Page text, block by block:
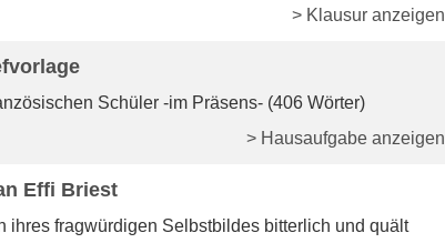
> Klausur anzeigen
Schüler -im Präsens- (406 Wörter)
> Hausaufgabe anzeigen
Effi Briest
ihres fragwürdigen Selbstbildes bitterlich und quält